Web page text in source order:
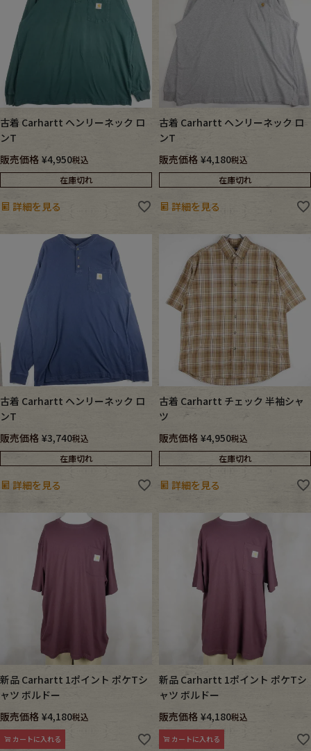
古着 Carhartt ヘンリーネック ロ
ンT
販売価格 ¥4,950税込
在庫切れ
詳細を見る
古着 Carhartt ヘンリーネック ロ
ンT
販売価格 ¥4,180税込
在庫切れ
詳細を見る
古着 Carhartt ヘンリーネック ロ
ンT
販売価格 ¥3,740税込
在庫切れ
詳細を見る
古着 Carhartt チェック 半袖シャ
ツ
販売価格 ¥4,950税込
在庫切れ
詳細を見る
新品 Carhartt 1ポイント ポケTシ
ャツ ボルドー
販売価格 ¥4,180税込
カートに入れる
新品 Carhartt 1ポイント ポケTシ
ャツ ボルドー
販売価格 ¥4,180税込
カートに入れる